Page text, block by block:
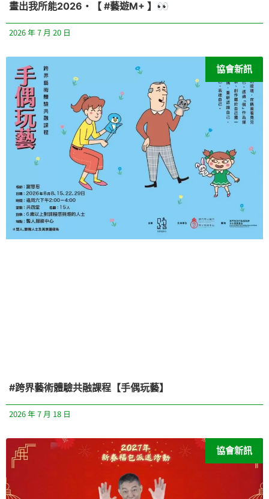
畫出我所能2026・【 #藝遊M+ 】👀
2026 年 7 月 20 日
協會新訊
#跨界藝術體驗共融課程【手偶玩藝】
2026 年 7 月 18 日
協會新訊